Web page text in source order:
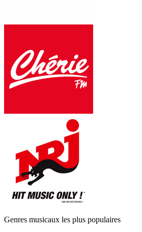
Genres musicaux les plus populaires